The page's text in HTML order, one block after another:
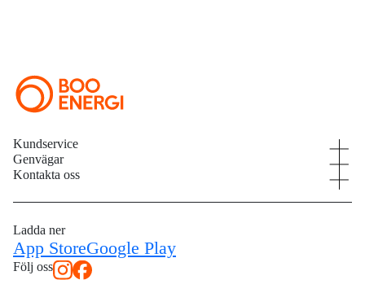
Kundservice
Kundservice
Genvägar
Våra elavtal
Elnät
Energitjänster
Nyhetsflöde
Kontakta oss
Värmdövägen 657
Box 103
Ladda ner
App StoreGoogle Play
Följ oss